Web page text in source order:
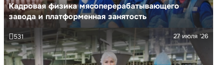
Кадровая физика мясоперерабатывающего
завода и платформенная занятость
27 июля '26
531